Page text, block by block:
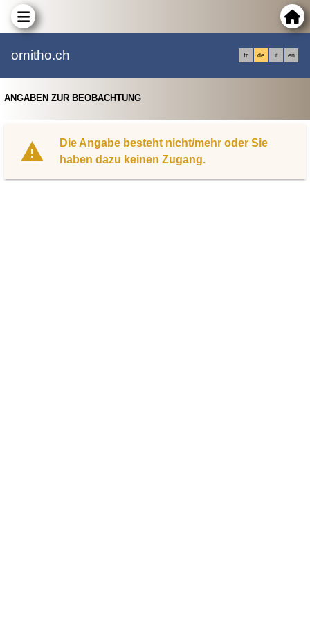
ornitho.ch fr de it en
ANGABEN ZUR BEOBACHTUNG
Die Angabe besteht nicht/mehr oder Sie
haben dazu keinen Zugang.